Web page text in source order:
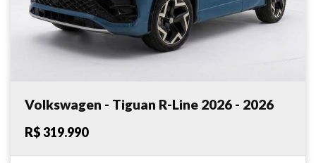
Volkswagen - Tiguan R-Line 2026 - 2026
R$ 319.990